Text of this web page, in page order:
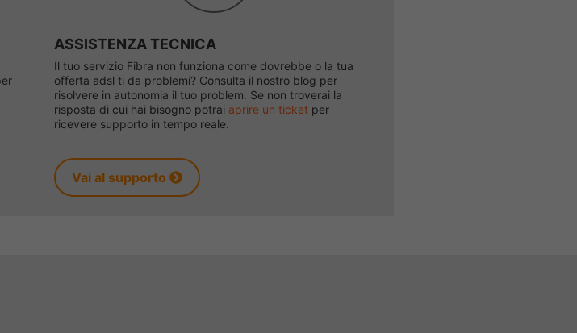
ASSISTENZA TECNICA
Il tuo servizio Fibra non funziona come dovrebbe o la tua
offerta adsl ti da problemi? Consulta il nostro blog per
risolvere in autonomia il tuo problem. Se non troverai la
risposta di cui hai bisogno potrai aprire un ticket per
ricevere supporto in tempo reale.
Vai al supporto